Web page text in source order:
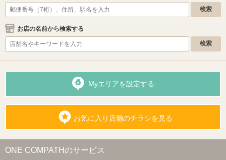
お店の名前から検索する
Myエリアを設定する
お気に入り店舗のチラシを見る
ONE COMPATHのサービス